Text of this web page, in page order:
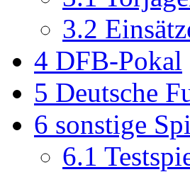
3.2
4 DFB-Pokal
5 Deutsche
6 sonstige
6.1